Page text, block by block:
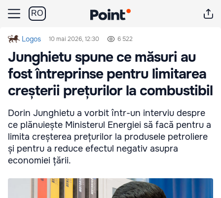
RO
Logos 10 mai 2026, 12:30 6 522
Junghietu spune ce măsuri au
fost întreprinse pentru limitarea
creșterii prețurilor la combustibil
Dorin Junghietu a vorbit într-un interviu despre
ce plănuiește Ministerul Energiei să facă pentru a
limita creșterea prețurilor la produsele petroliere
și pentru a reduce efectul negativ asupra
economiei țării.